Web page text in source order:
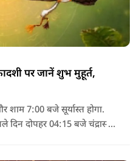
पर जानें शुभ मुहूर्त,
शाम 7:00 बजे सूर्यास्त होगा.
दिन दोपहर 04:15 बजे चंद्रास्त